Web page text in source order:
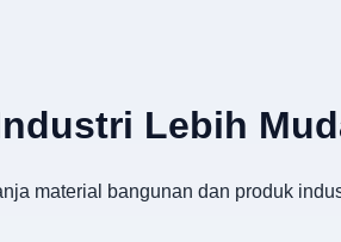
Lebih
material bangunan dan produk